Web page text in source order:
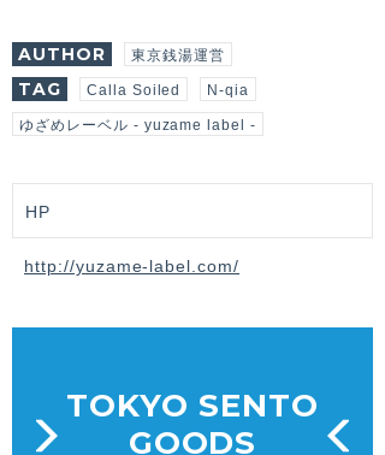
AUTHOR
東京銭湯運営
TAG
Calla Soiled
N-qia
ゆざめレーベル - yuzame label -
HP
http://yuzame-label.com/
TOKYO SENTO
GOODS